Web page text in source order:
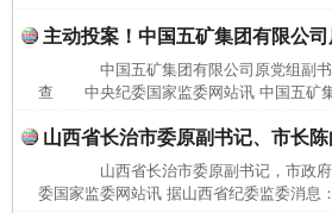
主动投案！中国五矿集团有限公
中国五矿集团有限公司原党组副书
查 中央纪委国家监委网站讯 中国五矿集
山西省长治市委原副书记、市长
山西省长治市委原副书记，市政
委国家监委网站讯 据山西省纪委监委消息